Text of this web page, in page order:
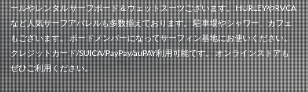
ールやレンタル サーフボード＆ウェットスーツございます。 HURLEYやRVCA
など人気サーフアパレルも多数揃えております。 駐車場やシャワー、カフェ
もございます。 ボードメンバーになってサーフィン基地にお使いください。
クレジットカード/SUICA/PayPay/auPAY利用可能です。 オンラインストアも
ぜひご利用ください。